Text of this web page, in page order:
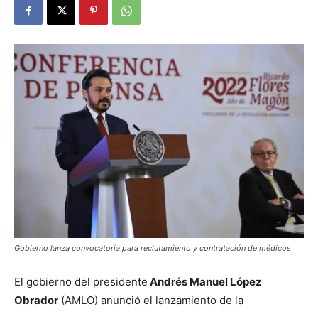
Gobierno lanza convocatoria para reclutamiento y contratación de médicos
El gobierno del presidente Andrés Manuel López
Obrador (AMLO) anunció el lanzamiento de la